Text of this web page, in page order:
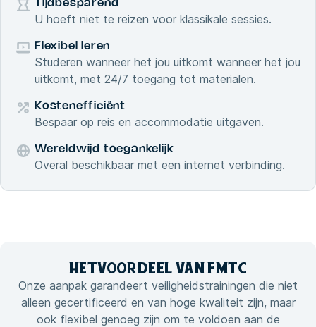
Tijdbesparend
U hoeft niet te reizen voor klassikale sessies.
Flexibel leren
Studeren wanneer het jou uitkomt wanneer het jou
uitkomt, met 24/7 toegang tot materialen.
Kostenefficiënt
Bespaar op reis en accommodatie uitgaven.
Wereldwijd toegankelijk
Overal beschikbaar met een internet verbinding.
HETVOORDEEL VAN FMTC
Onze aanpak garandeert veiligheidstrainingen die niet
alleen gecertificeerd en van hoge kwaliteit zijn, maar
ook flexibel genoeg zijn om te voldoen aan de